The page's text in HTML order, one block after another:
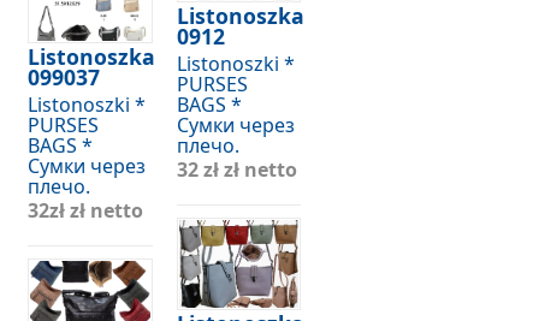
Listonoszka
099037
Listonoszki *
PURSES
BAGS *
Сумки через
плечо.
32złzł netto
Listonoszka
0912
Listonoszki *
PURSES
BAGS *
Сумки через
плечо.
32 złzł netto